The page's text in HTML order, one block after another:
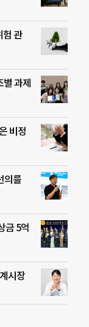
험 관
별 과제
비정
의를
금 5억
시장